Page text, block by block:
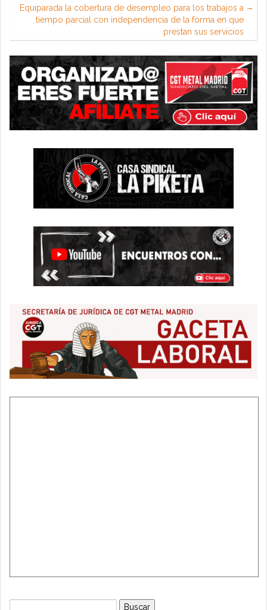
Equiparada la cobertura de desempleo para los trabajos a
tiempo parcial con independencia de la forma en que
prestan sus servicios
Buscar: